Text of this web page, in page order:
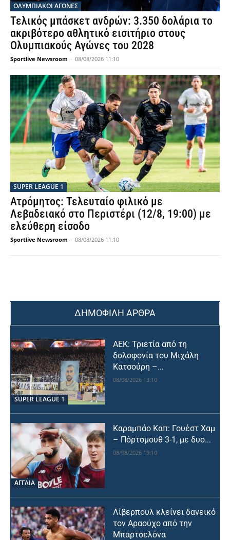
ΟΛΥΜΠΙΑΚΟΊ ΑΓΏΝΕΣ
Τελικός μπάσκετ ανδρών: 3.350 δολάρια το
ακριβότερο αθλητικό εισιτήριο στους
Ολυμπιακούς Αγώνες του 2028
Sportlive Newsroom - 08/08/2026 11:10
SUPER LEAGUE 1
Ατρόμητος: Τελευταίο φιλικό με
Λεβαδειακό στο Περιστέρι (12/8, 19:00) με
ελεύθερη είσοδο
Sportlive Newsroom - 08/08/2026 11:10
ΔΗΜΟΦΙΛΗ ΑΡΘΡΑ
SUPER LEAGUE 1
ΑΕΚ: Τριετία από τη
δολοφονία του Μιχάλη
Κατσούρη –...
08/08/2026 13:10
ΑΓΓΛΙΑ
Καραμπάο Καπ: Γουέστ Χαμ
– Πόρτσμουθ 3-1, με δυο...
08/08/2026 19:10
Λίβερπουλ κλείνει δανεικό
τον Αραούχο από την
Μπαρτσελόνα